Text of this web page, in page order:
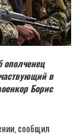
ополченец
в
Борис
сообщил